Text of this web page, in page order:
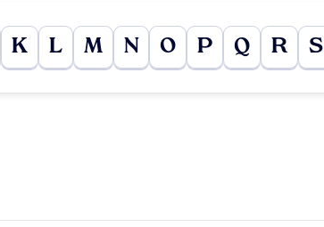
K L M N O P Q R S